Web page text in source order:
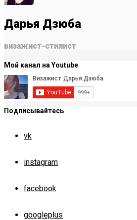
Дарья Дзюба
визажист-стилист
Мой канал на Youtube
Подписывайтесь
vk
instagram
facebook
googleplus